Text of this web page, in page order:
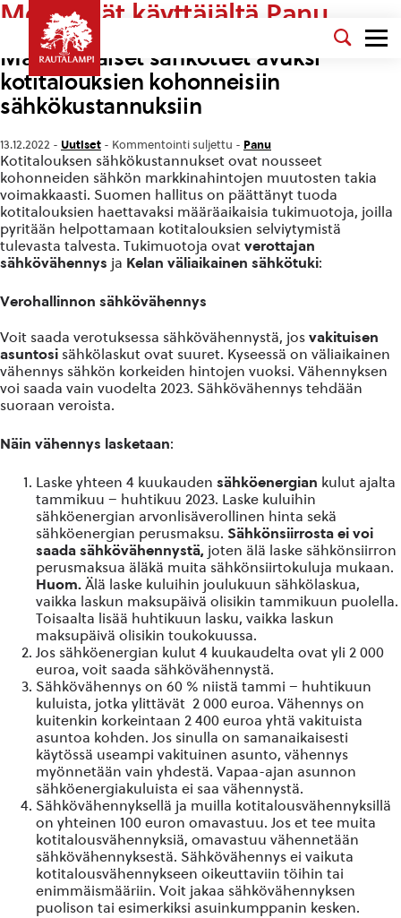
Merkinnät käyttäjältä Panu
Määräaikaiset sähkötuet avuksi
kotitalouksien kohonneisiin
sähkökustannuksiin
13.12.2022 - Uutiset - Kommentointi suljettu - Panu
Kotitalouksen sähkökustannukset ovat nousseet
kohonneiden sähkön markkinahintojen muutosten takia
voimakkaasti. Suomen hallitus on päättänyt tuoda
kotitalouksien haettavaksi määräaikaisia tukimuotoja, joilla
pyritään helpottamaan kotitalouksien selviytymistä
tulevasta talvesta. Tukimuotoja ovat verottajan
sähkövähennys ja Kelan väliaikainen sähkötuki:
Verohallinnon sähkövähennys
Voit saada verotuksessa sähkövähennystä, jos vakituisen
asuntosi sähkölaskut ovat suuret. Kyseessä on väliaikainen
vähennys sähkön korkeiden hintojen vuoksi. Vähennyksen
voi saada vain vuodelta 2023. Sähkövähennys tehdään
suoraan veroista.
Näin vähennys lasketaan:
Laske yhteen 4 kuukauden sähköenergian kulut ajalta
tammikuu – huhtikuu 2023. Laske kuluihin
sähköenergian arvonlisäverollinen hinta sekä
sähköenergian perusmaksu. Sähkönsiirrosta ei voi
saada sähkövähennystä, joten älä laske sähkönsiirron
perusmaksua äläkä muita sähkönsiirtokuluja mukaan.
Huom. Älä laske kuluihin joulukuun sähkölaskua,
vaikka laskun maksupäivä olisikin tammikuun puolella.
Toisaalta lisää huhtikuun lasku, vaikka laskun
maksupäivä olisikin toukokuussa.
Jos sähköenergian kulut 4 kuukaudelta ovat yli 2 000
euroa, voit saada sähkövähennystä.
Sähkövähennys on 60 % niistä tammi – huhtikuun
kuluista, jotka ylittävät 2 000 euroa. Vähennys on
kuitenkin korkeintaan 2 400 euroa yhtä vakituista
asuntoa kohden. Jos sinulla on samanaikaisesti
käytössä useampi vakituinen asunto, vähennys
myönnetään vain yhdestä. Vapaa-ajan asunnon
sähköenergiakuluista ei saa vähennystä.
Sähkövähennyksellä ja muilla kotitalousvähennyksillä
on yhteinen 100 euron omavastuu. Jos et tee muita
kotitalousvähennyksiä, omavastuu vähennetään
sähkövähennyksestä. Sähkövähennys ei vaikuta
kotitalousvähennykseen oikeuttaviin töihin tai
enimmäismääriin. Voit jakaa sähkövähennyksen
puolison tai esimerkiksi asuinkumppanin kesken.